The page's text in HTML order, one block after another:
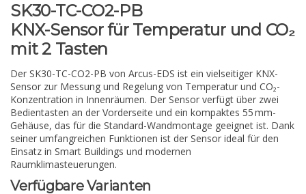
SK30-TC-CO2-PB
KNX-Sensor für Temperatur und CO₂
mit 2 Tasten
Der SK30-TC-CO2-PB von Arcus-EDS ist ein vielseitiger KNX-
Sensor zur Messung und Regelung von Temperatur und CO₂-
Konzentration in Innenräumen. Der Sensor verfügt über zwei
Bedientasten an der Vorderseite und ein kompaktes 55 mm-
Gehäuse, das für die Standard-Wandmontage geeignet ist. Dank
seiner umfangreichen Funktionen ist der Sensor ideal für den
Einsatz in Smart Buildings und modernen
Raumklimasteuerungen.
Verfügbare Varianten